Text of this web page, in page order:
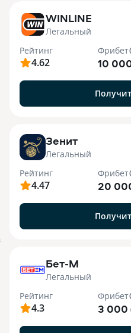
WINLINE
Легальный
Рейтинг
4.62
Фрибет
10
Зенит
Легальный
Рейтинг
4.47
Фрибет
20
Бет-М
Легальный
Рейтинг
4.3
Фрибет
3 000